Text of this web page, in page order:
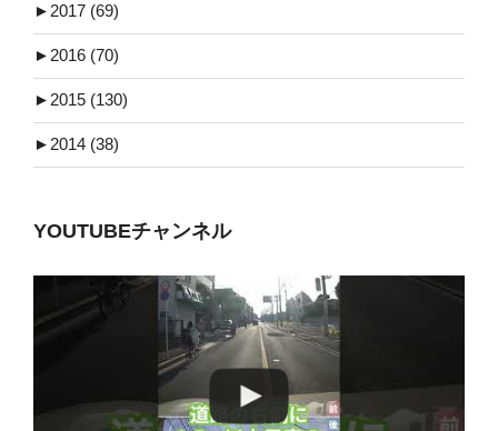
► 2017 (69)
► 2016 (70)
► 2015 (130)
► 2014 (38)
YOUTUBEチャンネル